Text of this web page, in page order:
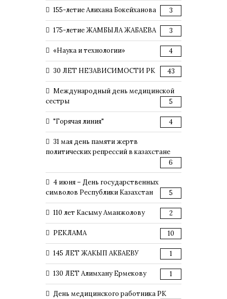
155-летие Алихана Бокейханова 3
175-летие ЖАМБЫЛА ЖАБАЕВА 3
«Наука и технологии» 4
30 ЛЕТ НЕЗАВИСИМОСТИ РК 43
Международный день медицинской
сестры
5
"Горячая линия" 4
31 мая день памяти жертв
политических репрессий в казахстане
6
4 июня – День государственных
символов Республики Казахстан
5
110 лет Касыму Аманжолову 2
РЕКЛАМА 10
145 ЛЕТ ЖАКЫП АКБАЕВУ 1
130 ЛЕТ Алимхану Ермекову 1
День медицинского работника РК